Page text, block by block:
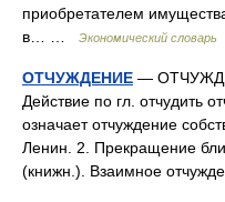
приобретателем
в… …
Экономический словарь
ОТЧУЖДЕНИЕ —
Действие по гл. отчудить
означает отчуждение
Ленин. 2. Прекращение
(книжн.). Взаимное